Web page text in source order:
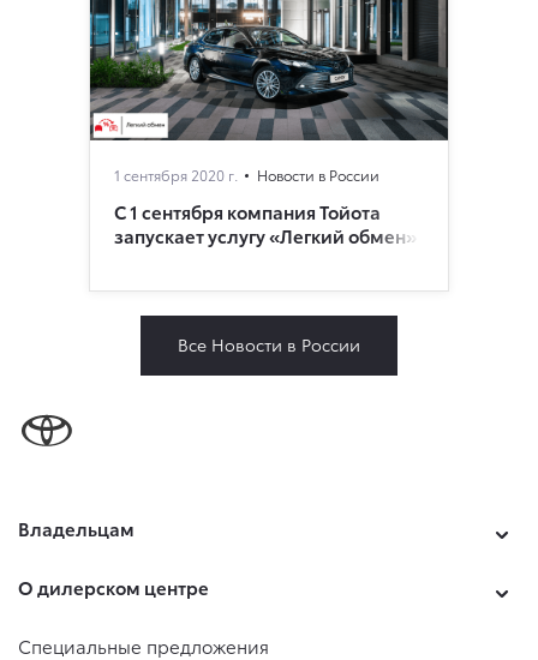
1 сентября 2020 г. Новости в России
С 1 сентября компания Тойота
запускает услугу «Легкий обмен»
Все Новости в России
Владельцам
О дилерском центре
Специальные предложения